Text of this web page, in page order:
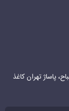
پاساژ تهران کاغذ